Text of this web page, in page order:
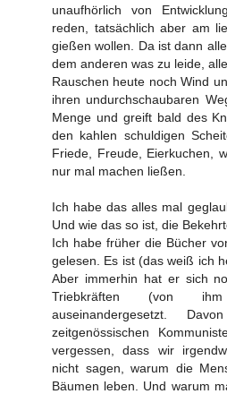
unaufhörlich von
reden, tatsächlich aber am
gießen wollen. Da ist dann
dem anderen was zu leide,
Rauschen heute noch Wind
ihren undurchschaubaren
Menge und greift bald des
den kahlen schuldigen
Friede, Freude, Eierkuchen,
nur mal machen ließen.
Ich habe das alles mal
Und wie das so ist, die
Ich habe früher die Bücher
gelesen. Es ist (das weiß ich
Aber immerhin hat er sich
Triebkräften (von ihm
auseinandergesetzt.
zeitgenössischen
vergessen, dass wir
nicht sagen, warum die
Bäumen leben. Und warum